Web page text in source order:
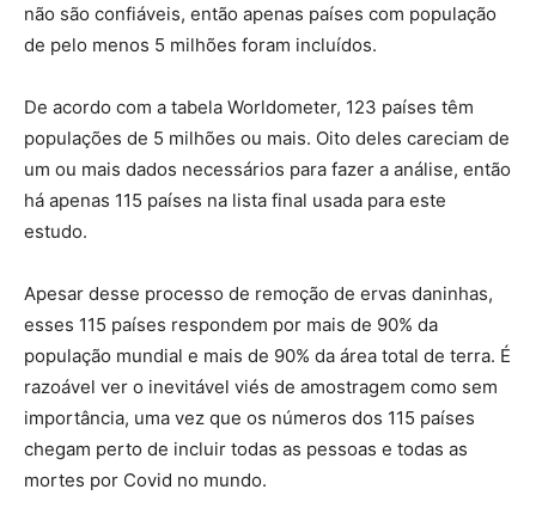
não são confiáveis, então apenas países com população
de pelo menos 5 milhões foram incluídos.
De acordo com a tabela Worldometer, 123 países têm
populações de 5 milhões ou mais. Oito deles careciam de
um ou mais dados necessários para fazer a análise, então
há apenas 115 países na lista final usada para este
estudo.
Apesar desse processo de remoção de ervas daninhas,
esses 115 países respondem por mais de 90% da
população mundial e mais de 90% da área total de terra. É
razoável ver o inevitável viés de amostragem como sem
importância, uma vez que os números dos 115 países
chegam perto de incluir todas as pessoas e todas as
mortes por Covid no mundo.